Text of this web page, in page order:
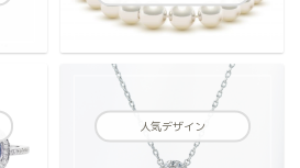
人気デザイン